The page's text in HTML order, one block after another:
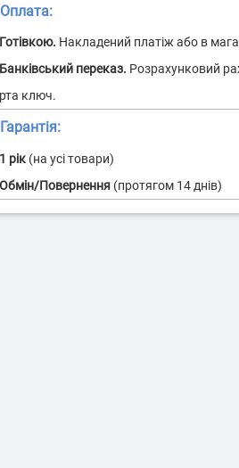
контейнерних
Оплата:
Гарантія:
1 рік(на усі товари)